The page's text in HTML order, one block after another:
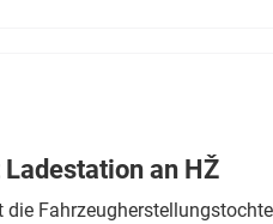
an HŽ